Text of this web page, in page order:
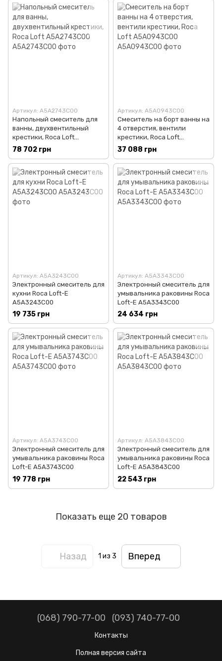
Артикул: A5A2743C00
Напольный смеситель для
ванны, двухвентильный
крестики, Roca Loft
A5A2743C00
78 702 грн
Артикул: A5A0943C00
Смеситель на борт ванны на
4 отверстия, вентили
крестики, Roca Loft
A5A0943C00
37 088 грн
Артикул: A5A3243C00
Электронный смеситель для
кухни Roca Loft-E
A5A3243C00
19 735 грн
Артикул: A5A3343C00
Электронный смеситель для
умывальника раковины Roca
Loft-E A5A3343C00
24 634 грн
Артикул: A5A3743C00
Электронный смеситель для
умывальника раковины Roca
Loft-E A5A3743C00
19 778 грн
Артикул: A5A3843C00
Электронный смеситель для
умывальника раковины Roca
Loft-E A5A3843C00
22 543 грн
Показать еще 20 товаров
Назад 1 из 3 Вперед
(068) 790-77-00 (093) 740-77-00
Контакты
Полная версия сайта